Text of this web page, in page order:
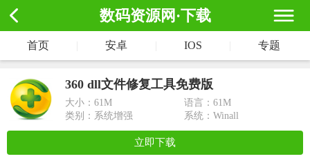
数码资源网·下载
首页 安卓 IOS 专题
360 dll文件修复工具免费版
大小： 61M
语言：61M
类别：系统增强
系统：Winall
立即下载